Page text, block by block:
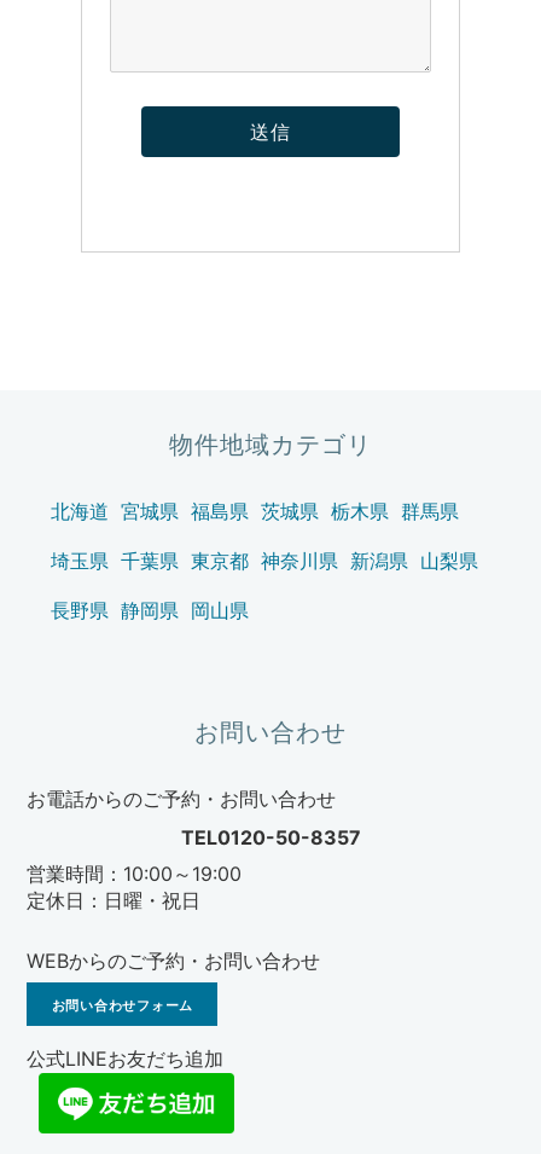
物件地域カテゴリ
北海道 宮城県 福島県 茨城県 栃木県 群馬県
埼玉県 千葉県 東京都 神奈川県 新潟県 山梨県
長野県 静岡県 岡山県
お問い合わせ
お電話からのご予約・お問い合わせ
TEL0120-50-8357
営業時間：10:00～19:00
定休日：日曜・祝日
WEBからのご予約・お問い合わせ
お問い合わせフォーム
公式LINEお友だち追加